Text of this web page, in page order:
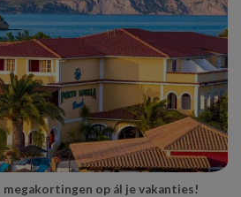
megakortingen op ál je vakanties!